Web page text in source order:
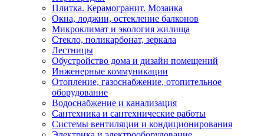
Плитка. Керамогранит. Мозаика
Окна, лоджии, остекление балконов
Микроклимат и экология жилища
Стекло, поликарбонат, зеркала
Лестницы
Обустройство дома и дизайн помещений
Инженерные коммуникации
Отопление, газоснабжение, отопительное
оборудование
Водоснабжение и канализация
Сантехника и сантехнические работы
Системы вентиляции и кондиционирования